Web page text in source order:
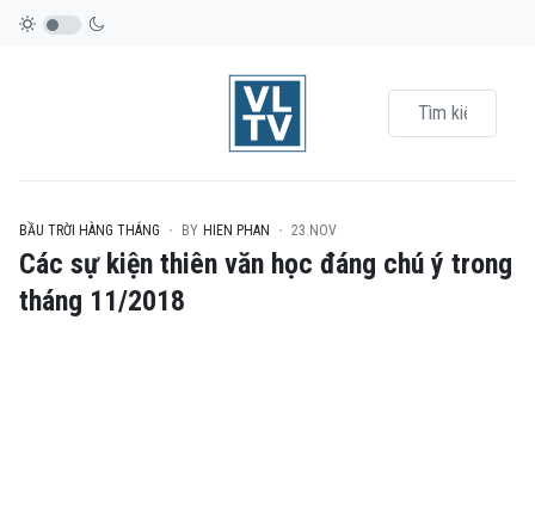
BẦU TRỜI HÀNG THÁNG BY HIEN PHAN 23.NOV
Các sự kiện thiên văn học đáng chú ý trong
tháng 11/2018